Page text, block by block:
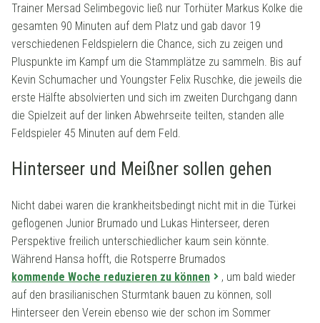
Trainer Mersad Selimbegovic ließ nur Torhüter Markus Kolke die
gesamten 90 Minuten auf dem Platz und gab davor 19
verschiedenen Feldspielern die Chance, sich zu zeigen und
Pluspunkte im Kampf um die Stammplätze zu sammeln. Bis auf
Kevin Schumacher und Youngster Felix Ruschke, die jeweils die
erste Hälfte absolvierten und sich im zweiten Durchgang dann
die Spielzeit auf der linken Abwehrseite teilten, standen alle
Feldspieler 45 Minuten auf dem Feld.
Hinterseer und Meißner sollen gehen
Nicht dabei waren die krankheitsbedingt nicht mit in die Türkei
geflogenen Junior Brumado und Lukas Hinterseer, deren
Perspektive freilich unterschiedlicher kaum sein könnte.
Während Hansa hofft, die Rotsperre Brumados
kommende Woche reduzieren zu können
, um bald wieder
auf den brasilianischen Sturmtank bauen zu können, soll
Hinterseer den Verein ebenso wie der schon im Sommer